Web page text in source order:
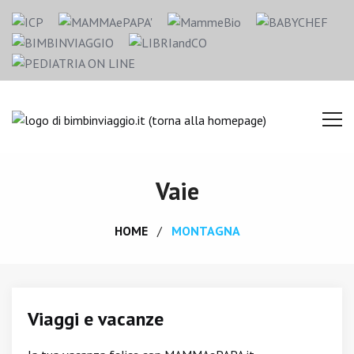
Vaie
HOME MONTAGNA
Viaggi e vacanze